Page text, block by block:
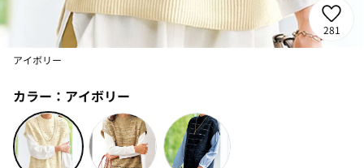
281
アイボリー
カラー： アイボリー